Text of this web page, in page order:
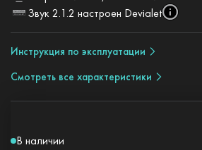
Звук 2.1.2 настроен Devialet
Инструкция по эксплуатации
Смотреть все характеристики
В наличии